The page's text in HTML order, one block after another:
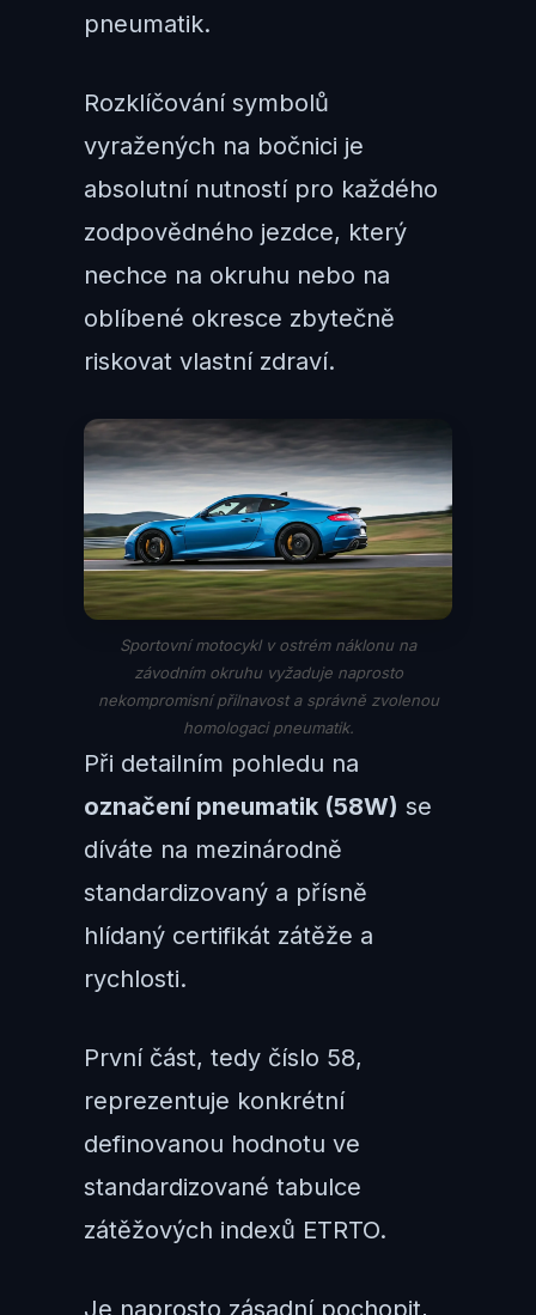
pneumatik.
Rozklíčování symbolů
vyražených na bočnici je
absolutní nutností pro každého
zodpovědného jezdce, který
nechce na okruhu nebo na
oblíbené okresce zbytečně
riskovat vlastní zdraví.
Sportovní motocykl v ostrém náklonu na
závodním okruhu vyžaduje naprosto
nekompromisní přilnavost a správně zvolenou
homologaci pneumatik.
Při detailním pohledu na
označení pneumatik (58W) se
díváte na mezinárodně
standardizovaný a přísně
hlídaný certifikát zátěže a
rychlosti.
První část, tedy číslo 58,
reprezentuje konkrétní
definovanou hodnotu ve
standardizované tabulce
zátěžových indexů ETRTO.
Je naprosto zásadní pochopit,